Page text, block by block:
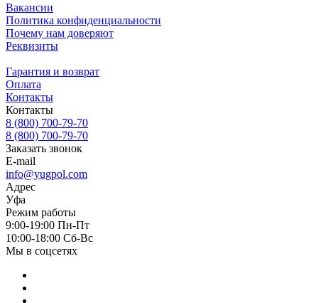
Вакансии
Политика конфиденциальности
Почему нам доверяют
Реквизиты
Гарантия и возврат
Оплата
Контакты
Контакты
8 (800) 700-79-70
8 (800) 700-79-70
Заказать звонок
E-mail
info@yugpol.com
Адрес
Уфа
Режим работы
9:00-19:00 Пн-Пт
10:00-18:00 Cб-Вс
Мы в соцсетях